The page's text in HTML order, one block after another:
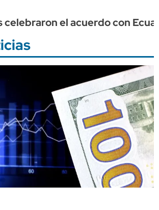
el acuerdo con